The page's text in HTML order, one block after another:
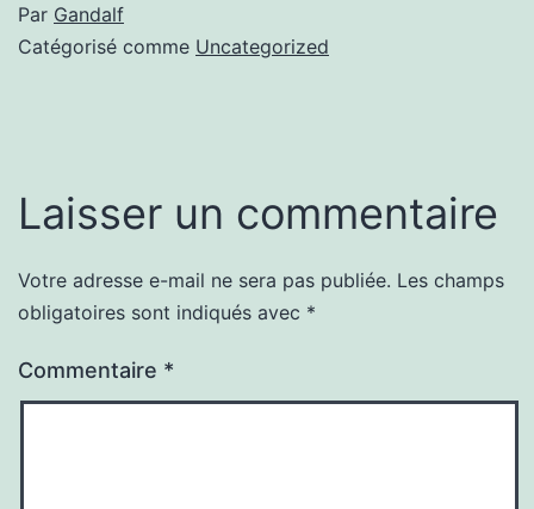
Par Gandalf
Catégorisé comme Uncategorized
Laisser un commentaire
Votre adresse e-mail ne sera pas publiée. Les champs
obligatoires sont indiqués avec *
Commentaire *